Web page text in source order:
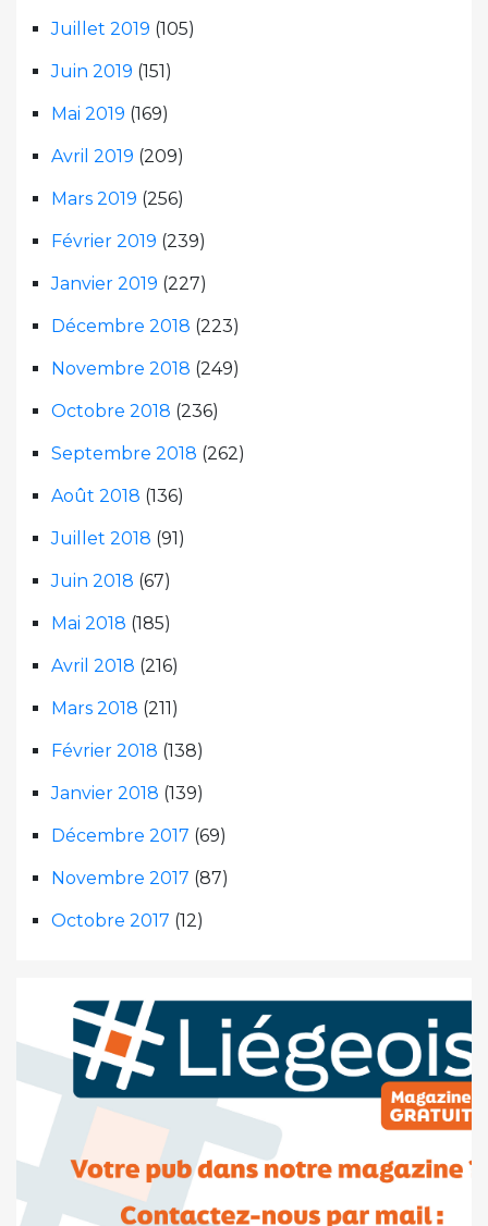
Juillet 2019 (105)
Juin 2019 (151)
Mai 2019 (169)
Avril 2019 (209)
Mars 2019 (256)
Février 2019 (239)
Janvier 2019 (227)
Décembre 2018 (223)
Novembre 2018 (249)
Octobre 2018 (236)
Septembre 2018 (262)
Août 2018 (136)
Juillet 2018 (91)
Juin 2018 (67)
Mai 2018 (185)
Avril 2018 (216)
Mars 2018 (211)
Février 2018 (138)
Janvier 2018 (139)
Décembre 2017 (69)
Novembre 2017 (87)
Octobre 2017 (12)